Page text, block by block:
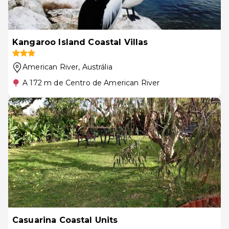
Kangaroo Island Coastal Villas
American River, Austrália
A 172 m de Centro de American River
Casuarina Coastal Units